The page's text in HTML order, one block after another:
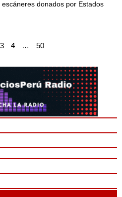
donados por Estados
3 4 … 50